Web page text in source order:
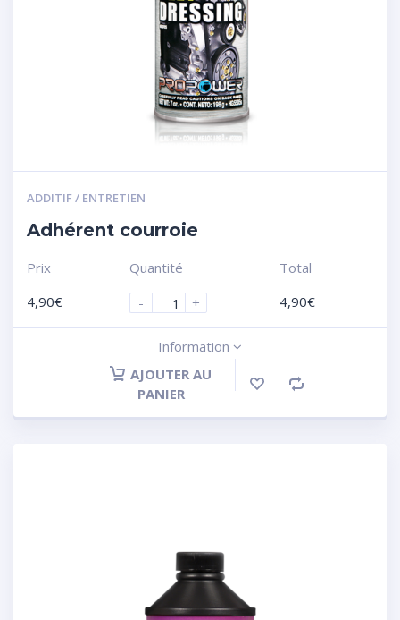
ADDITIF / ENTRETIEN
Adhérent courroie
Prix
4,90€
Quantité
-
+
Total
4,90€
Information
AJOUTER AU
PANIER